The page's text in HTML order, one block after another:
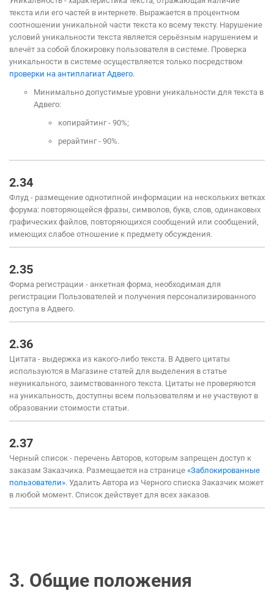
текста или его частей в интернете. Выражается в процентном
соотношении уникальной части текста ко всему тексту. Нарушение
условий уникальности текста является серьёзным нарушением и
влечёт за собой блокировку пользователя в системе. Проверка
уникальности в системе осуществляется только посредством
проверки на антиплагиат Адвего.
Минимально допустимые уровни уникальности для текста в
Адвего:
копирайтинг - 90%;
рерайтинг - 90%.
2.34
Флуд - размещение однотипной информации на нескольких ветках
форума: повторяющейся фразы, символов, букв, слов, одинаковых
графических файлов, повторяющихся сообщений или сообщений,
имеющих слабое отношение к предмету обсуждения.
2.35
Форма регистрации - анкетная форма, необходимая для
регистрации Пользователей и получения персонализированного
доступа в Адвего.
2.36
Цитата - выдержка из какого-либо текста. В Адвего цитаты
используются в Магазине статей для выделения в статье
неуникального, заимствованного текста. Цитаты не проверяются
на уникальность, доступны всем пользователям и не участвуют в
образовании стоимости статьи.
2.37
Черный список - перечень Авторов, которым запрещен доступ к
заказам Заказчика. Размещается на странице «Заблокированные
пользователи». Удалить Автора из Черного списка Заказчик может
в любой момент. Список действует для всех заказов.
3. Общие положения